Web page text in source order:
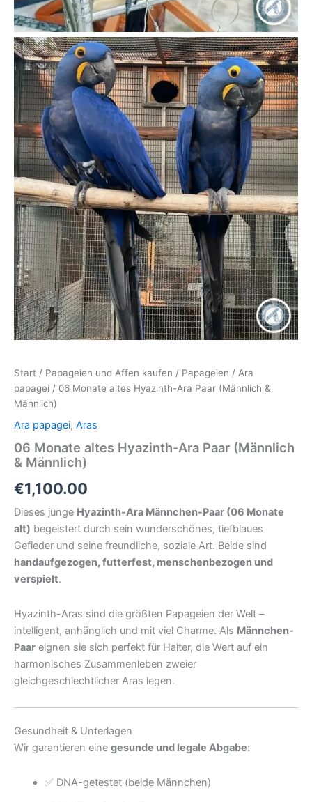
Start / Papageien und Affen kaufen / Papageien / Ara
papagei / 06 Monate altes Hyazinth-Ara Paar (Männlich &
Männlich)
Ara papagei, Aras
06 Monate altes Hyazinth-Ara Paar (Männlich
& Männlich)
€1,100.00
Dieses junge Hyazinth-Ara Männchen-Paar (06 Monate
alt) begeistert durch sein wunderschönes, tiefblaues
Gefieder und seine freundliche, soziale Art. Beide sind
handaufgezogen, futterfest, menschenbezogen und
verspielt.
Hyazinth-Aras sind die größten Papageien der Welt –
intelligent, anhänglich und mit viel Charme. Als Männchen-
Paar eignen sie sich perfekt für Halter, die Wert auf ein
harmonisches Zusammenleben zweier
gleichgeschlechtlicher Aras legen.
Gesundheit & Unterlagen
Wir garantieren eine gesunde und legale Abgabe:
✅ DNA-getestet (beide Männchen)